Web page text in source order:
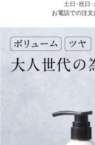
土日･祝日
お電話での注文